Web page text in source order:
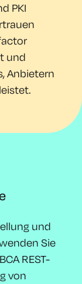
PKI
und
Anbietern
und
Sie
REST-
von